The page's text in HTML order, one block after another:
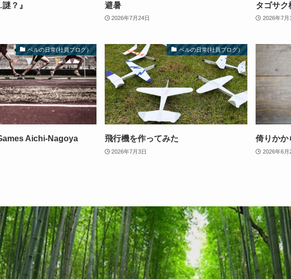
？』 避暑
2026年7月24日
タゴサク
2026年7月
ベルの日常(社員ブログ）
Aichi-Nagoya
ベルの日常(社員ブログ）
飛行機を作ってみた
2026年7月3日
倚りかか
2026年6月